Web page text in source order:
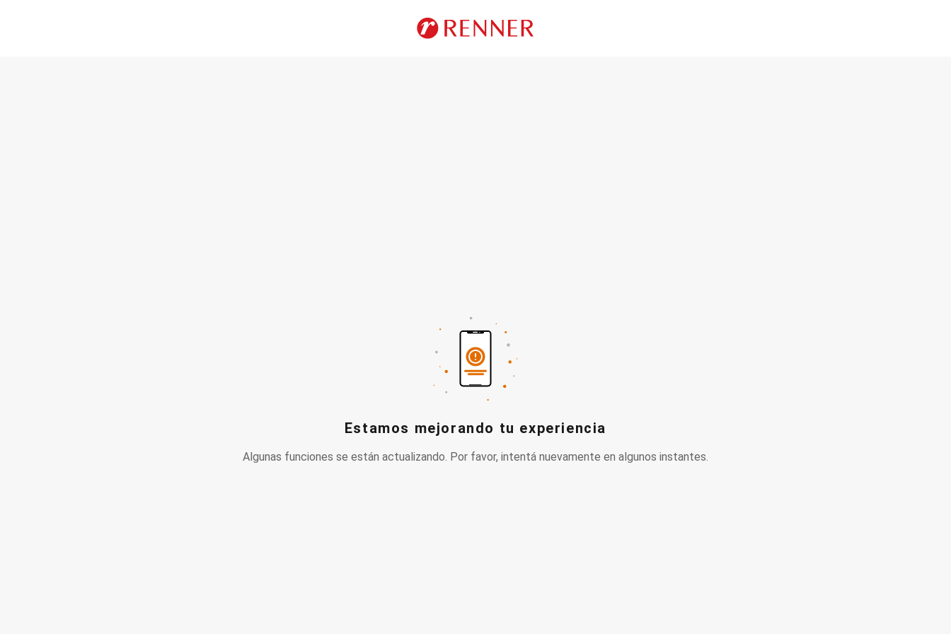
Estamos mejorando tu experiencia
Algunas funciones se están actualizando. Por favor, intentá nuevamente en algunos instantes.